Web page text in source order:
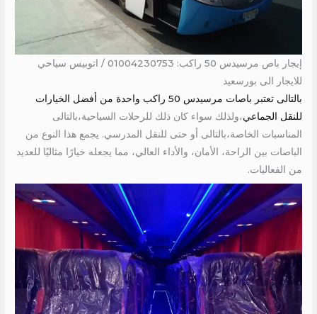
إيجار باص مرسيدس 50 راكب: 01004230753 / اتوبيس سياحي
للايجار الى بورسعيد
بالتالى تعتبر باصات مرسيدس 50 راكب واحدة من أفضل الخيارات
للنقل الجماعي،ولذلك سواء كان ذلك للرحلات السياحية،بالتالى
المناسبات الخاصة،بالتالى أو حتى للنقل المدرسي. يجمع هذا النوع من
الباصات بين الراحة، الأمان، والأداء العالي، مما يجعله خيارًا مثاليًا للعديد
من الفعاليات.